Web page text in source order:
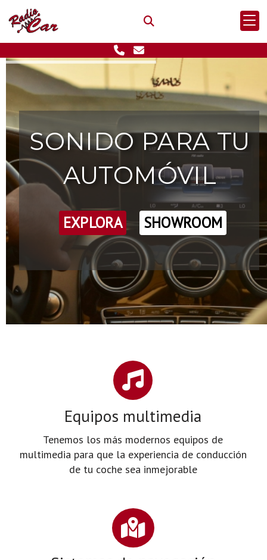
SONIDO PARA TU
AUTOMÓVIL
EXPLORA SHOWROOM
Equipos multimedia
Tenemos los más modernos equipos de
multimedia para que la experiencia de conducción
de tu coche sea inmejorable